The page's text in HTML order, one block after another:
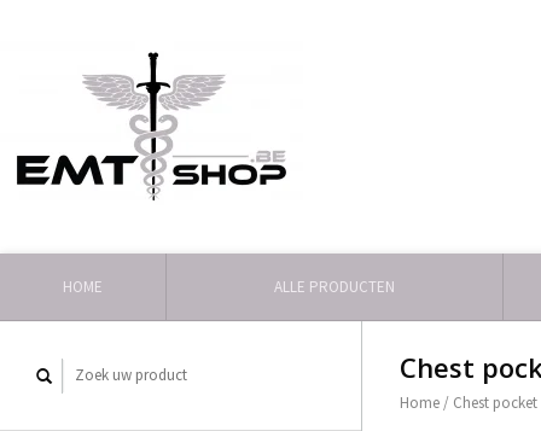
HOME ALLE PRODUCTEN
Chest
Home / Chest